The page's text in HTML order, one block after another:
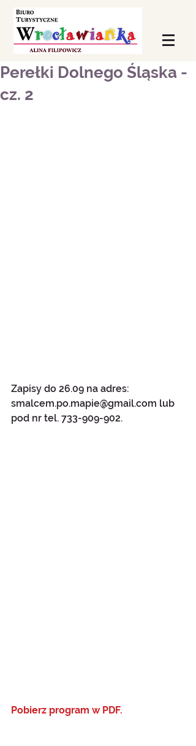
Perełki Dolnego Śląska -
cz. 2
Zapisy do 26.09 na adres:
smalcem.po.mapie@gmail.com lub
pod nr tel. 733-909-902.
Pobierz program w PDF.